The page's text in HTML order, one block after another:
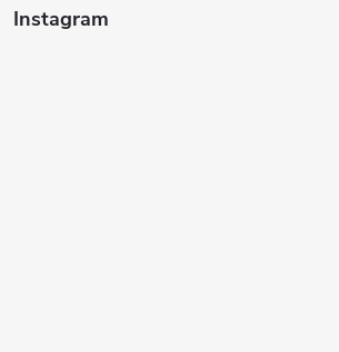
Instagram